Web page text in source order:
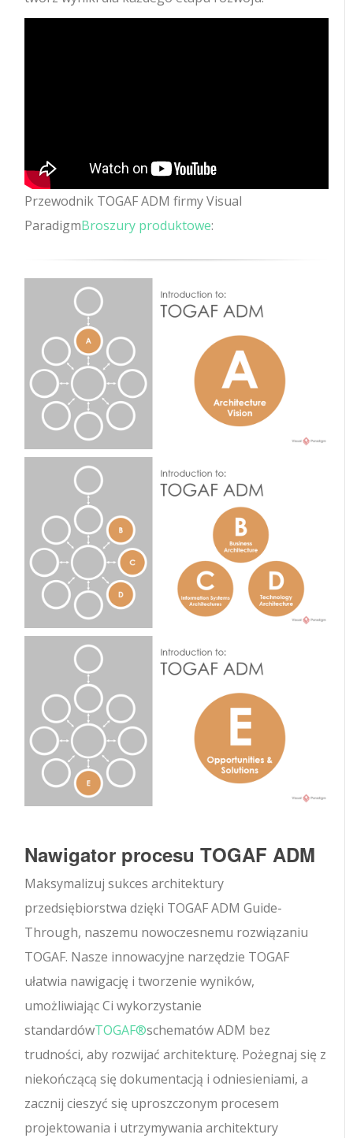
Przewodnik TOGAF ADM firmy Visual
ParadigmBroszury produktowe:
Nawigator procesu TOGAF ADM
Maksymalizuj sukces architektury
przedsiębiorstwa dzięki TOGAF ADM Guide-
Through, naszemu nowoczesnemu rozwiązaniu
TOGAF. Nasze innowacyjne narzędzie TOGAF
ułatwia nawigację i tworzenie wyników,
umożliwiając Ci wykorzystanie
standardówTOGAF®schematów ADM bez
trudności, aby rozwijać architekturę. Pożegnaj się z
niekończącą się dokumentacją i odniesieniami, a
zacznij cieszyć się uproszczonym procesem
projektowania i utrzymywania architektury